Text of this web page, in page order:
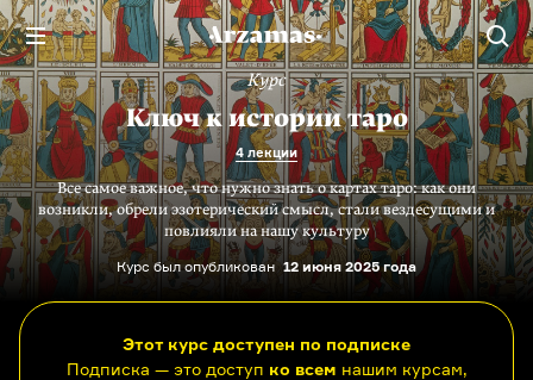
Курс
Ключ к истории таро
4 лекции
Все самое важное, что нужно знать о картах таро: как они
возникли, обрели эзотерический смысл, стали вездесущими и
повлияли на нашу культуру
Курс был опубликован 12 июня 2025 года
Этот курс доступен по подписке
Подписка — это доступ ко всем нашим курсам,